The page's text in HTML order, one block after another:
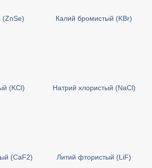
(ZnSe) Калий бромистый (KBr)
(KCl) Натрий хлористый (NaCl)
(CaF2) Литий фтористый (LiF)